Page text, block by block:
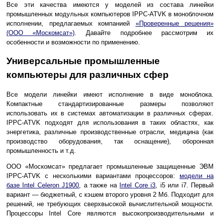
Все эти качества имеются у моделей из состава линейки
промышленных модульных компьютеров IPPC-ATVK в моноблочном
исполнении, предлагаемых компанией «Проверенные решения»
(ООО «Москомсат») . Давайте подробнее рассмотрим их
особенности и возможности по применению.
Универсальные промышленные
компьютеры для различных сфер
Все модели линейки имеют исполнение в виде моноблока.
Компактные стандартизированные размеры позволяют
использовать их в системах автоматизации в различных сферах.
IPPC-ATVK подходят для использования в таких областях, как
энергетика, различные производственные отрасли, медицина (как
производство оборудования, так оснащение), оборонная
промышленность и т.д.
ООО «Москомсат» предлагает промышленные защищенные ЭВМ
IPPC-ATVK с несколькими вариантами процессоров: модели на
базе Intel Celeron J1900 , а также на Intel Core i3 , i5 или i7. Первый
вариант — бюджетный, с кэшем второго уровня 2 Мб. Подходит для
решений, не требующих сверхвысокой вычислительной мощности.
Процессоры Intel Cоre являются высокопроизводительными и